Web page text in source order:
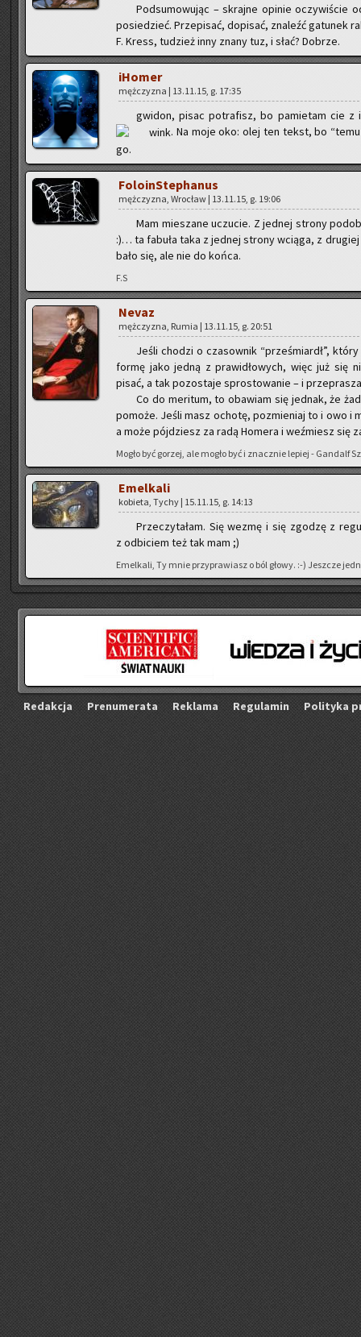
Pod­su­mo­wu­jąc – skraj­ne opi­nie oczy­wi­ście
po­sie­dzieć. Prze­pi­sać, do­pi­sać, zna­leźć ga­tu­nek
F. Kress, tu­dzież inny znany tuz, i słać? Do­brze.
iHo­mer
męż­czy­zna | 13.11.15, g. 17:35
gwi­don, pisac po­tra­fisz, bo pa­mie­tam cie
. Na moje oko: olej ten tekst, bo
go.
Fo­lo­in­Ste­pha­nus
męż­czy­zna, Wro­cław | 13.11.15, g. 19:06
Mam mie­sza­ne uczu­cie. Z jed­nej stro­ny
:)… ta fa­bu­ła taka z jed­nej stro­ny wcią­ga, z
ba­ło się, ale nie do końca.
F.S
Nevaz
męż­czy­zna, Rumia | 13.11.15, g. 20:51
Jeśli cho­dzi o cza­sow­nik “prze­śmiardł”,
formę jako jedną z pra­wi­dło­wych, więc już się
pisać, a tak po­zo­sta­je spro­sto­wa­nie – i
Co do me­ri­tum, to oba­wiam się jed­nak, że
po­mo­że. Jeśli masz ocho­tę, po­zmie­niaj to i owo i
a może pój­dziesz za radą Ho­me­ra i weź­miesz się
Mogło być go­rzej, ale mogło być i znacz­nie le­piej - Gan­dalf
Emel­ka­li
ko­bie­ta, Tychy | 15.11.15, g. 14:13
Prze­czy­ta­łam. Się wezmę i się zgo­dzę z
z od­bi­ciem też tak mam ;)
Emel­ka­li, Ty mnie przy­pra­wiasz o ból głowy. :-) Jesz­cze
Re­dak­cja Pre­nu­me­ra­ta Re­kla­ma Re­gu­la­min Po­li­ty­ka